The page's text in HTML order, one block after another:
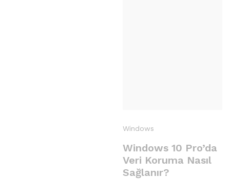
Windows
Windows 10 Pro’da
Veri Koruma Nasıl
Sağlanır?